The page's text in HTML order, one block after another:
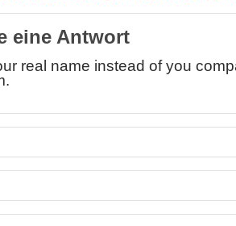
eine Antwort
real name instead of you